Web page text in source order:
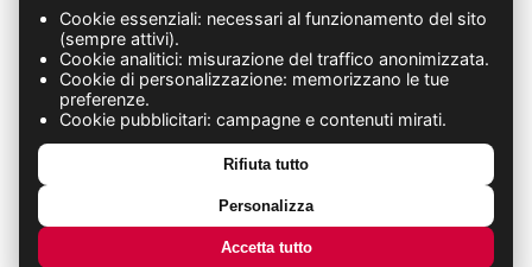
Cookie essenziali: necessari al funzionamento del sito
(sempre attivi).
Cookie analitici: misurazione del traffico anonimizzata.
Cookie di personalizzazione: memorizzano le tue
preferenze.
Cookie pubblicitari: campagne e contenuti mirati.
Rifiuta tutto
Personalizza
Accetta tutto